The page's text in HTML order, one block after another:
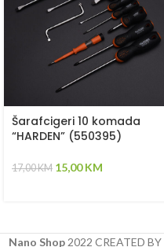
Šarafcigeri 10 komada
“HARDEN” (550395)
17,00KM 15,00KM
Nano Shop 2022 CREATED BY